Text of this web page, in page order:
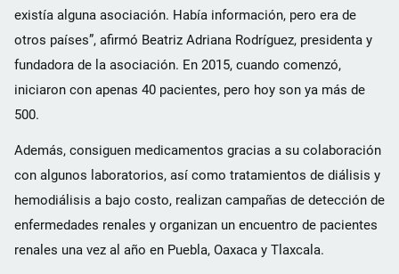
existía alguna asociación. Había información, pero era de
otros países”, afirmó Beatriz Adriana Rodríguez, presidenta y
fundadora de la asociación. En 2015, cuando comenzó,
iniciaron con apenas 40 pacientes, pero hoy son ya más de
500.
Además, consiguen medicamentos gracias a su colaboración
con algunos laboratorios, así como tratamientos de diálisis y
hemodiálisis a bajo costo, realizan campañas de detección de
enfermedades renales y organizan un encuentro de pacientes
renales una vez al año en Puebla, Oaxaca y Tlaxcala.